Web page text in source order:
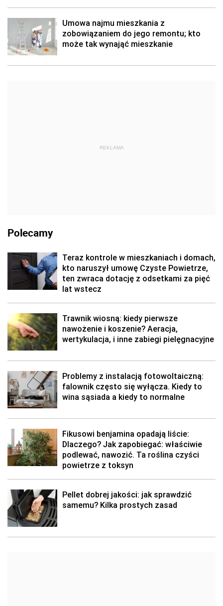
Umowa najmu mieszkania z
zobowiązaniem do jego remontu; kto
może tak wynająć mieszkanie
REKLAMA
Polecamy
Teraz kontrole w mieszkaniach i domach,
kto naruszył umowę Czyste Powietrze,
ten zwraca dotację z odsetkami za pięć
lat wstecz
Trawnik wiosną: kiedy pierwsze
nawożenie i koszenie? Aeracja,
wertykulacja, i inne zabiegi pielęgnacyjne
Problemy z instalacją fotowoltaiczną:
falownik często się wyłącza. Kiedy to
wina sąsiada a kiedy to normalne
Fikusowi benjamina opadają liście:
Dlaczego? Jak zapobiegać: właściwie
podlewać, nawozić. Ta roślina czyści
powietrze z toksyn
Pellet dobrej jakości: jak sprawdzić
samemu? Kilka prostych zasad